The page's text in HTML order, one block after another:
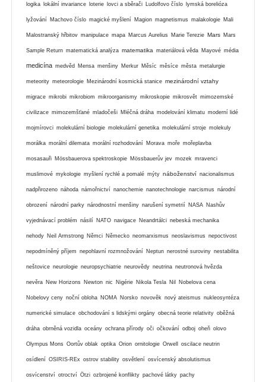
logika lokální invariance loterie lovci a sběrači Ludolfovo číslo lymská borelióza
lyžování Machovo číslo magické myšlení Magion magnetismus malakologie Mali
Malostranský hřbitov manipulace mapa Marcus Aurelius Marie Terezie Mars Mars
Sample Return matematická analýza matematika materiálová věda Mayové média
medicína medvěd Mensa menšiny Merkur Měsíc měsíce města metalurgie
meteority meteorologie Mezinárodní kosmická stanice mezinárodní vztahy
migrace mikrobi mikrobiom mikroorganismy mikroskopie mikrosvět mimozemské
civilizace mimozemšťané mladočeši Mléčná dráha modelování klimatu moderní lidé
mojmírovci molekulární biologie molekulární genetika molekulární stroje molekuly
morálka morální dilemata morální rozhodování Morava moře mořeplavba
mosasauři Mössbauerova spektroskopie Mössbauerův jev mozek mravenci
muslimové mykologie myšlení rychlé a pomalé mýty náboženství nacionalismus
nadpřirozeno náhoda námořnictví nanochemie nanotechnologie narcismus národní
obrození národní parky národnostní menšiny narušení symetrií NASA Nashův
vyjednávací problém násilí NATO navigace Neandrtálci nebeská mechanika
nehody Neil Armstrong Němci Německo neomarxismus neoslavismus nepoctivost
nepodmíněný příjem nepohlavní rozmnožování Neptun nerostné suroviny nestabilita
neštovice neurologie neuropsychiatrie neurovědy neutrina neutronová hvězda
nevěra New Horizons Newton nic Nigérie Nikola Tesla Nil Nobelova cena
Nobelovy ceny noční obloha NOMA Norsko novověk nový ateismus nukleosyntéza
numerické simulace obchodování s lidskými orgány obecná teorie relativity oběžná
dráha obrněná vozidla oceány ochrana přírody oči očkování odboj oheň olovo
Olympus Mons Oortův oblak optika Orion ornitologie Orwell oscilace neutrin
osídlení OSIRIS-REx ostrov stability osvětlení osvícenský absolutismus
osvícenství otroctví Ötzi ozbrojené konflikty pachové látky pachy